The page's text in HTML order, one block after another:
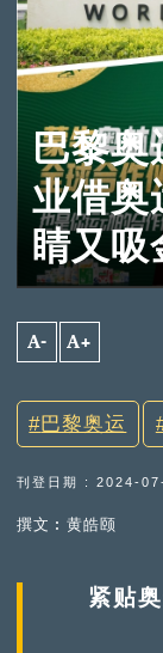
巴黎
业借奥
睛又吸
A- A+
巴黎奥运
刊登日期 : 2024-
撰文︰黄皓颐
紧贴奥